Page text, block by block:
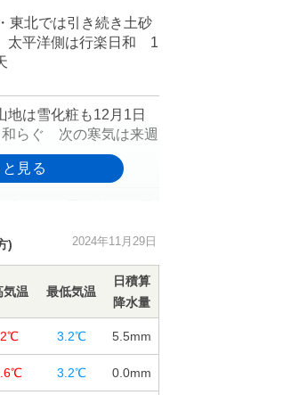
東北では引き続き土砂
太平洋側は行楽日和 1
は雪化粧も12月1日
和らぐ 次の寒気は来週
積雪や路面凍結注意 寒
本は大雪も 東～西日
海側で雨雲・雷雲発
) 2024年11月29日
気温 最低気温
日積算
降水量
3.2℃ 5.5mm
3.2℃ 0.0mm